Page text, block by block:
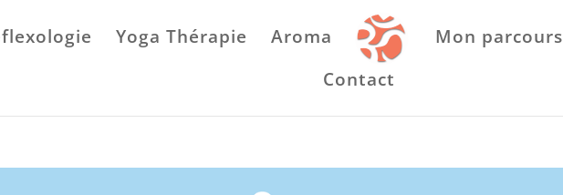
Yoga Thérapie Aroma
Mon parcours
Contact